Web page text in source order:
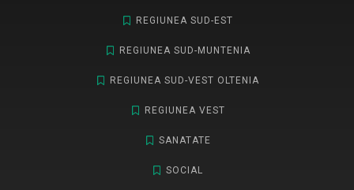
REGIUNEA SUD-EST
REGIUNEA SUD-MUNTENIA
REGIUNEA SUD-VEST OLTENIA
REGIUNEA VEST
SANATATE
SOCIAL